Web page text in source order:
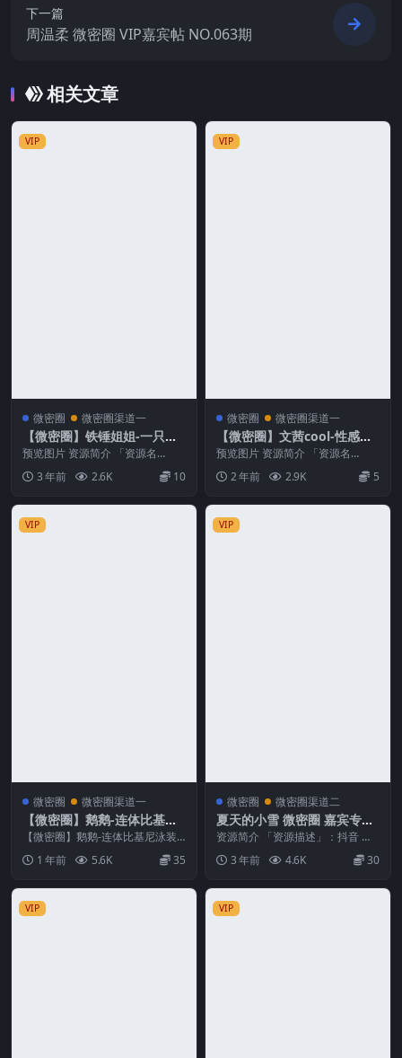
下一篇
周温柔 微密圈 VIP嘉宾帖 NO.063期
相关文章
VIP
微密圈 微密圈渠道一
【微密圈】铁锤姐姐-一只狐
尾[34P16V-799MB]
预览图片 资源简介 「资源名
称」：【微密圈】铁锤姐姐-一只
狐尾[34P16V-7...
3 年前 2.6K 10
VIP
微密圈 微密圈渠道一
【微密圈】文茜cool-性感黑
色连体丁
预览图片 资源简介 「资源名
称」：【微密圈】文茜cool-性感
黑色连体丁[20P...
2 年前 2.9K 5
VIP
微密圈 微密圈渠道一
【微密圈】鹅鹅-连体比基尼
泳装
【微密圈】鹅鹅-连体比基尼泳装
资源简介 「资源名称」：【微密
圈】鹅鹅-连体比基...
1 年前 5.6K 35
VIP
微密圈 微密圈渠道二
夏天的小雪 微密圈 嘉宾专享
NO.009期 最新至：2023.7.3
0
资源简介 「资源描述」：抖音 夏
天的小雪 微密圈 嘉宾专享 NO.00
9期 【1...
3 年前 4.6K 30
VIP VIP